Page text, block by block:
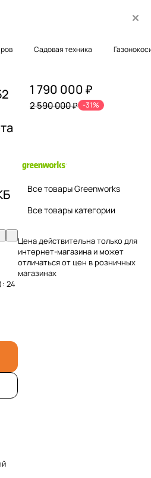
Садовая техника
24
1 790 000 ₽
2 590 000 ₽ -31%
Все товары Greenworks
Все товары категории
Цена действительна только для
интернет-магазина и может
отличаться от цен в розничных
магазинах